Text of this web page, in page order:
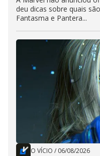
deu dicas sobre quais
Fantasma e Pantera...
O VÍCIO / 06/08/2026